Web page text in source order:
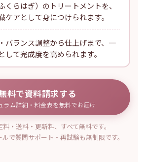
くらはぎ）のトリートメントを、
ケアとして身につけられます。
バランス調整から仕上げまで、一
して完成度を高められます。
料で資料請求する
ラム詳細・料金表を無料でお届け
・送料・更新料、すべて無料です。
で質問サポート・再試験も無制限です。